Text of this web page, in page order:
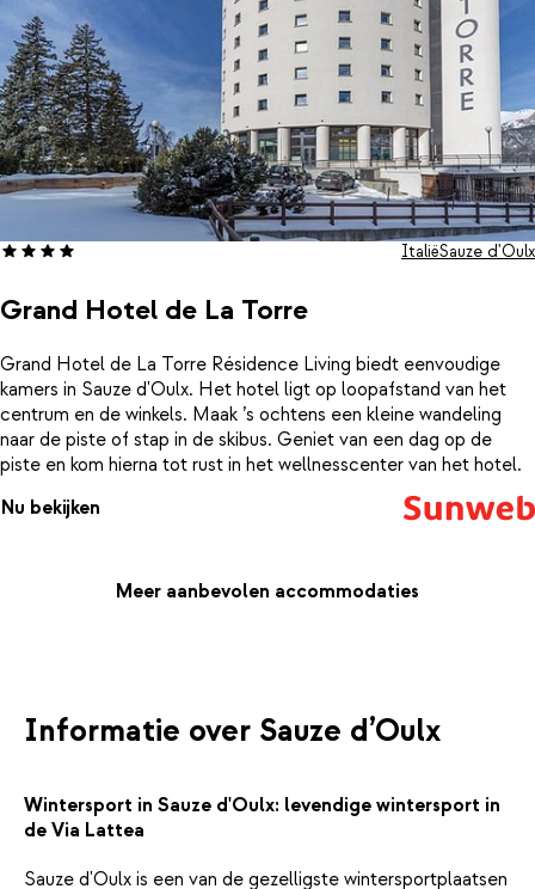
Je verblijf in hotel Avalanche is op basis van logies en ontbijt.
Van 13-20 maart 2027 zal Dutchweek Italia hier weer
plaatsvinden! Vanuit Summit Travel bieden we entreetickets
aan waarbij je toegang krijgt tot alle Dutchweek
feestlocaties in Sauze d'Oulx! Je kunt de tickets eenvoudig
bijboeken tijdens het boekingsproces of achteraf
toevoegen in het boekingsportaal.
Grand Hotel de La Torre
ItaliëSauze d'Oulx
Grand Hotel de La Torre Résidence Living biedt eenvoudige
kamers in Sauze d'Oulx. Het hotel ligt op loopafstand van het
centrum en de winkels. Maak ’s ochtens een kleine wandeling
naar de piste of stap in de skibus. Geniet van een dag op de
piste en kom hierna tot rust in het wellnesscenter van het hotel.
Nu bekijken
Meer aanbevolen accommodaties
Informatie over Sauze d’Oulx
Wintersport in Sauze d'Oulx: levendige wintersport in
de Via Lattea
Sauze d'Oulx is een van de gezelligste wintersportplaatsen